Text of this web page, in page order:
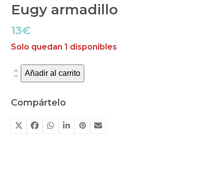
Eugy armadillo
13€
Solo quedan 1 disponibles
Eugy
cantidad
Añadir al carrito
Compártelo